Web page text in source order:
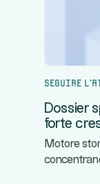
Seguire
Dossier
forte
Motore